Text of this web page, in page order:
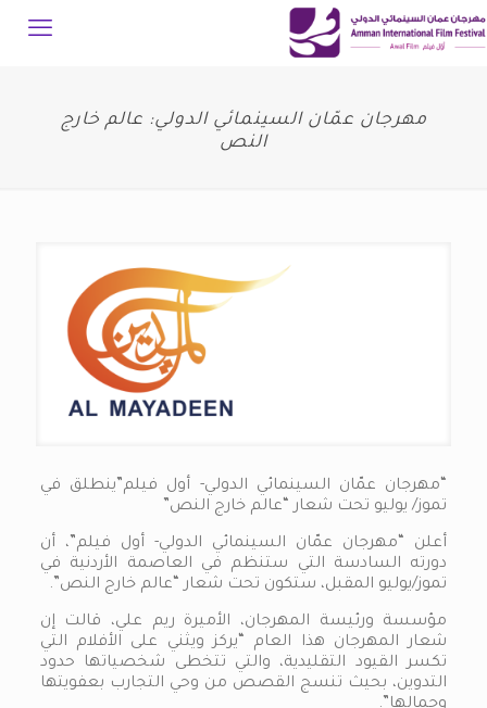
مهرجان عمّان السينمائي الدولي: عالم خارج
النص
“مهرجان عمّان السينمائي الدولي- أول فيلم”ينطلق في
تموز/ يوليو تحت شعار “عالم خارج النص”
أعلن “مهرجان عمّان السينمائي الدولي- أول فيلم”، أن
دورته السادسة التي ستنظم في العاصمة الأردنية في
تموز/يوليو المقبل، ستكون تحت شعار “عالم خارج النص”.
مؤسسة ورئيسة المهرجان، الأميرة ريم علي، قالت إن
شعار المهرجان هذا العام “يركز ويثني على الأفلام التي
تكسر القيود التقليدية، والتي تتخطى شخصياتها حدود
التدوين، بحيث تنسج القصص من وحي التجارب بعفويتها